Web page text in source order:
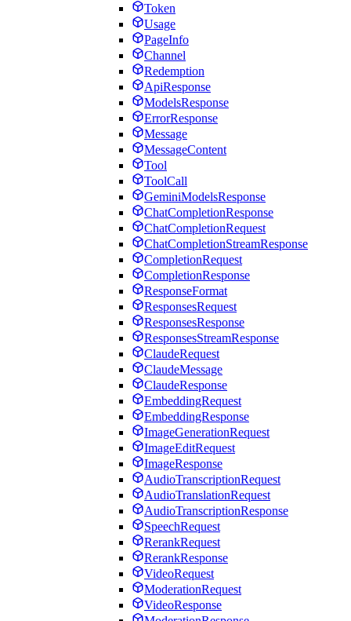
Token
Usage
PageInfo
Channel
Redemption
ApiResponse
ModelsResponse
ErrorResponse
Message
MessageContent
Tool
ToolCall
GeminiModelsResponse
ChatCompletionResponse
ChatCompletionRequest
ChatCompletionStreamResponse
CompletionRequest
CompletionResponse
ResponseFormat
ResponsesRequest
ResponsesResponse
ResponsesStreamResponse
ClaudeRequest
ClaudeMessage
ClaudeResponse
EmbeddingRequest
EmbeddingResponse
ImageGenerationRequest
ImageEditRequest
ImageResponse
AudioTranscriptionRequest
AudioTranslationRequest
AudioTranscriptionResponse
SpeechRequest
RerankRequest
RerankResponse
VideoRequest
ModerationRequest
VideoResponse